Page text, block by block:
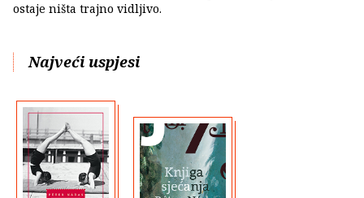
ostaje ništa trajno vidljivo.
Najveći uspjesi